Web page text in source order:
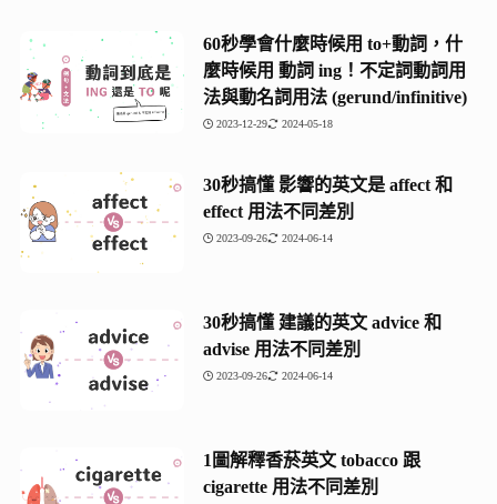
60秒學會什麼時候用 to+動詞，什
麼時候用 動詞 ing！不定詞動詞用
法與動名詞用法 (gerund/infinitive)
2023-12-29 2024-05-18
30秒搞懂 影響的英文是 affect 和
effect 用法不同差別
2023-09-26 2024-06-14
30秒搞懂 建議的英文 advice 和
advise 用法不同差別
2023-09-26 2024-06-14
1圖解釋香菸英文 tobacco 跟
cigarette 用法不同差別